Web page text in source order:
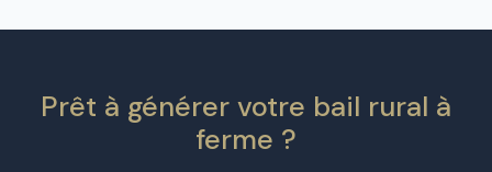
Prêt à générer votre bail rural à
ferme ?